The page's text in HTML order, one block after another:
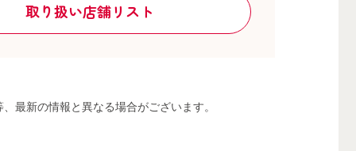
取り扱い店舗リスト
最新の情報と異なる場合がございます。